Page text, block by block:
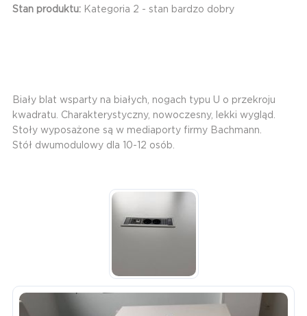
Stan produktu: Kategoria 2 - stan bardzo dobry
Biały blat wsparty na białych, nogach typu U o przekroju
kwadratu. Charakterystyczny, nowoczesny, lekki wygląd.
Stoły wyposażone są w mediaporty firmy Bachmann.
Stół dwumodulowy dla 10-12 osób.